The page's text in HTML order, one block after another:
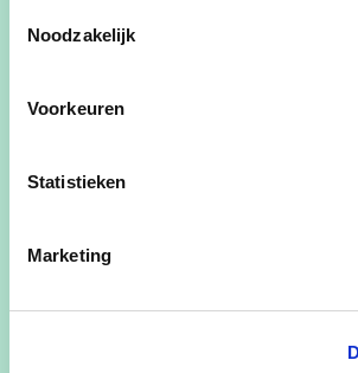
Noodzakelijk
Voorkeuren
Statistieken
Marketing
Medeverantwoordelijke voor
beleid in Pulderbos
woonbeleid)
Ontwikkelingssamenwerking